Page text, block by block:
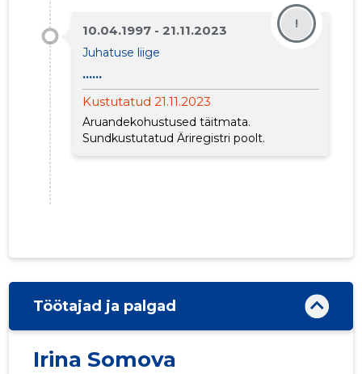
10.04.1997 - 21.11.2023
Juhatuse liige
......
Kustutatud 21.11.2023
Aruandekohustused täitmata.
Sundkustutatud Äriregistri poolt.
!
Töötajad ja palgad
Irina Somova